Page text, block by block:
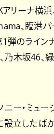
リーナ横
、臨港パ
のラインナ
乃木坂46
ニー・ミュ
設立したば